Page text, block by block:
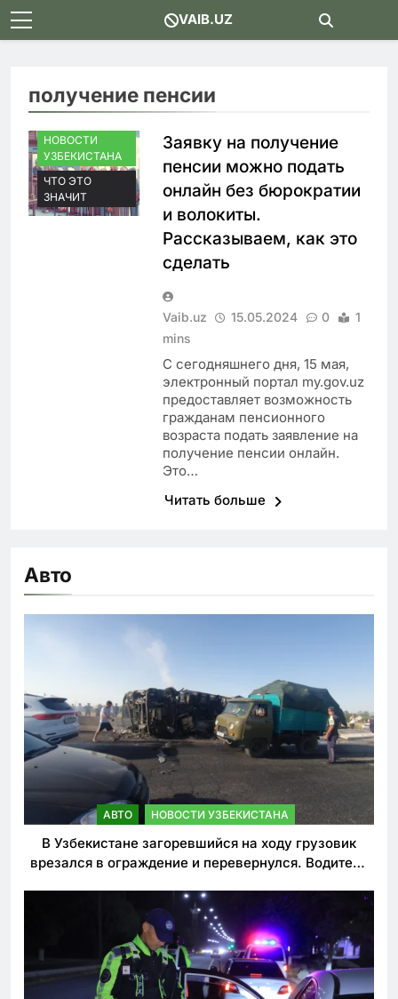
Skip
to
VAIB.UZ
получение пенсии
НОВОСТИ
УЗБЕКИСТАНА
ЧТО ЭТО
ЗНАЧИТ
Заявку на получение
пенсии можно подать
онлайн без бюрократии
и волокиты.
Рассказываем, как это
сделать
Vaib.uz 15.05.2024 0
1
mins
С сегодняшнего дня, 15 мая,
электронный портал my.gov.uz
предоставляет возможность
гражданам пенсионного
возраста подать заявление на
получение пенсии онлайн.
Это…
Читать больше
Авто
АВТО НОВОСТИ УЗБЕКИСТАНА
В Узбекистане загоревшийся на ходу грузовик
врезался в ограждение и перевернулся. Водитель